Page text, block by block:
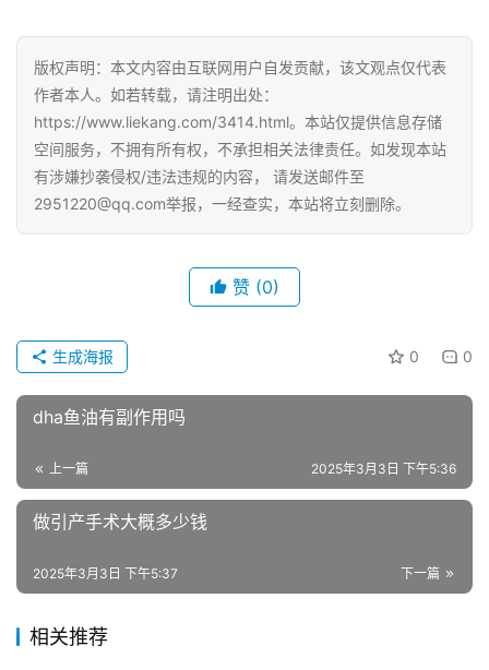
版权声明：本文内容由互联网用户自发贡献，该文观点仅代表
作者本人。如若转载，请注明出处：
https://www.liekang.com/3414.html。本站仅提供信息存储
空间服务，不拥有所有权，不承担相关法律责任。如发现本站
有涉嫌抄袭侵权/违法违规的内容， 请发送邮件至
2951220@qq.com举报，一经查实，本站将立刻删除。
赞 (0)
0 0
生成海报
dha鱼油有副作用吗
上一篇 2025年3月3日 下午5:36
做引产手术大概多少钱
下一篇
2025年3月3日 下午5:37
相关推荐